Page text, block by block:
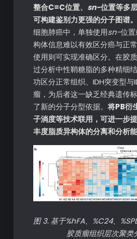
整合C=C位置、 sn-位置等多
可构建鉴别力更强的分子图谱。
细胞肺癌中，单独使用sn-位
构体信息难以有效区分癌与正
使用则可实现准确区分。在胶
过分析中性鞘糖脂的多种精细
功区分正常组织、IDH突变型与
瘤，为后者这一缺乏经典遗传
了新的分子分型依据。将PB衍
子淌度等技术联用，可进一步
丰度脂质异构体的分离和分析能
图 3. 基于%hFA、%C24、
胶质瘤组织层次聚类